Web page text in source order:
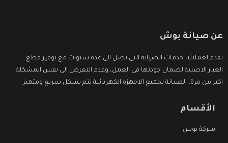
عن صيانة بوش
نقدم لعملائنا خدمات الصيانة التى تصل الى عدة سنوات مع توفير قطع
الغيار الاصلية لضمان جودتها فى العمل، وعدم التعرض الى نفس المشكلة
اكثر من مرة، الصيانة لجميع الاجهزة الكهربائية تتم بشكل سريع ومتميز.
الأقسام
شركة بوش